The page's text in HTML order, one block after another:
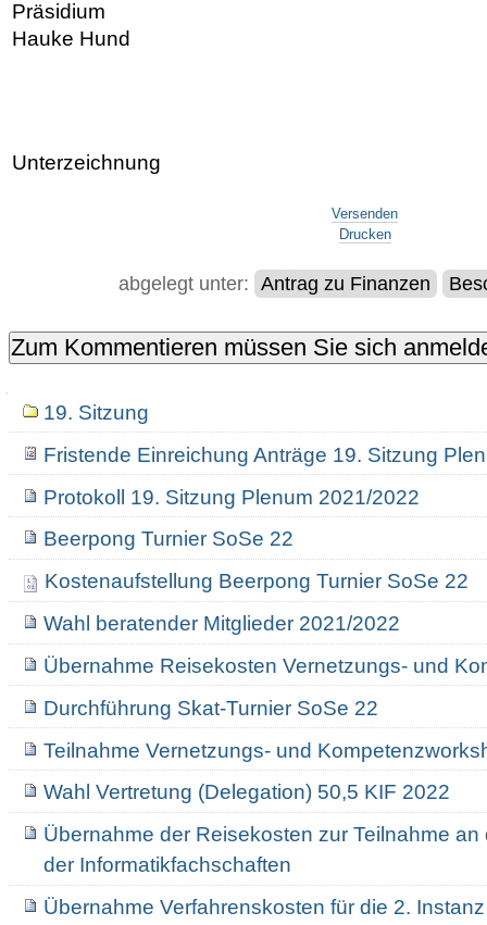
Präsidium
Hauke Hund
Unterzeichnung
Versenden
Drucken
abgelegt unter: Antrag zu Finanzen
Navigation19. Sitzung
Fristende Einreichung Anträge 19. Sitzung
Protokoll 19. Sitzung Plenum 2021/2022
Beerpong Turnier SoSe 22
Kostenaufstellung Beerpong Turnier SoSe 22
Wahl beratender Mitglieder 2021/2022
Übernahme Reisekosten Vernetzungs- und
Durchführung Skat-Turnier SoSe 22
Teilnahme Vernetzungs- und
Wahl Vertretung (Delegation) 50,5 KIF 2022
Übernahme der Reisekosten zur Teilnahme
der Informatikfachschaften
Übernahme Verfahrenskosten für die 2.